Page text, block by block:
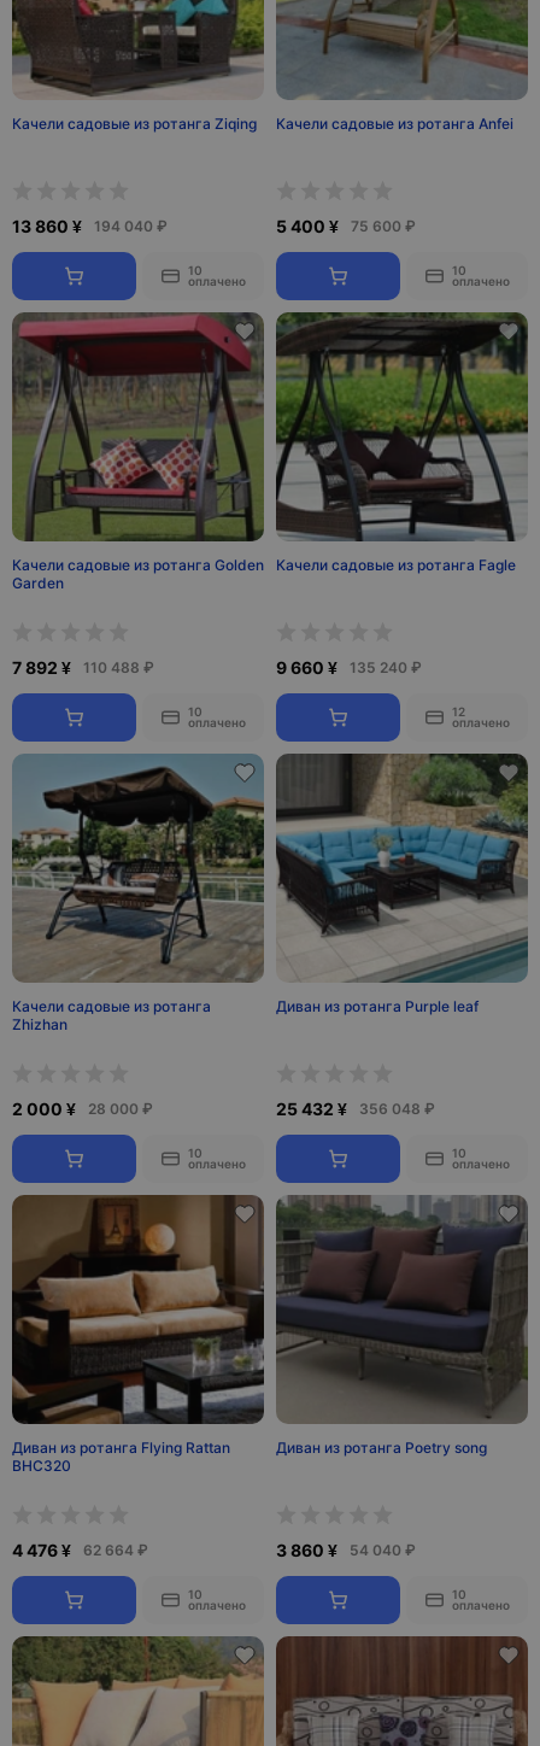
Качели садовые из ротанга Ziqing
13 860 ¥ 194 040 ₽
10
оплачено
Качели садовые из ротанга Anfei
5 400 ¥ 75 600 ₽
10
оплачено
Качели садовые из ротанга Golden
Garden
7 892 ¥ 110 488 ₽
10
оплачено
Качели садовые из ротанга Fagle
9 660 ¥ 135 240 ₽
12
оплачено
Качели садовые из ротанга
Zhizhan
2 000 ¥ 28 000 ₽
10
оплачено
Диван из ротанга Purple leaf
25 432 ¥ 356 048 ₽
10
оплачено
Диван из ротанга Flying Rattan
BHC320
4 476 ¥ 62 664 ₽
10
оплачено
Диван из ротанга Poetry song
3 860 ¥ 54 040 ₽
10
оплачено